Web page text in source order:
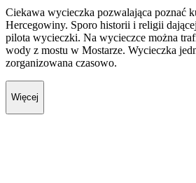
Ciekawa wycieczka pozwalająca poznać
Hercegowiny. Sporo historii i religii
pilota wycieczki. Na wycieczce można
wody z mostu w Mostarze. Wycieczka
zorganizowana czasowo.
Więcej